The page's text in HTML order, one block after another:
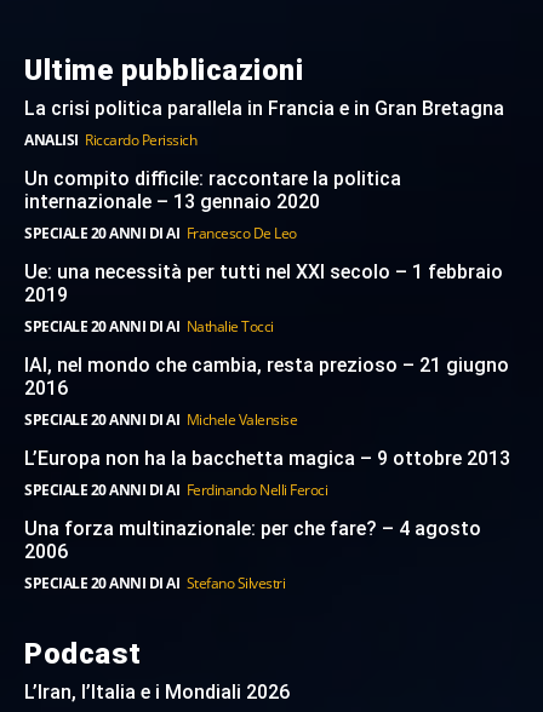
Ultime pubblicazioni
La crisi politica parallela in Francia e in Gran Bretagna
ANALISI Riccardo Perissich
Un compito difficile: raccontare la politica
internazionale – 13 gennaio 2020
SPECIALE 20 ANNI DI AI Francesco De Leo
Ue: una necessità per tutti nel XXI secolo – 1 febbraio
2019
SPECIALE 20 ANNI DI AI Nathalie Tocci
IAI, nel mondo che cambia, resta prezioso – 21 giugno
2016
SPECIALE 20 ANNI DI AI Michele Valensise
L’Europa non ha la bacchetta magica – 9 ottobre 2013
SPECIALE 20 ANNI DI AI Ferdinando Nelli Feroci
Una forza multinazionale: per che fare? – 4 agosto
2006
SPECIALE 20 ANNI DI AI Stefano Silvestri
Podcast
L’Iran, l’Italia e i Mondiali 2026